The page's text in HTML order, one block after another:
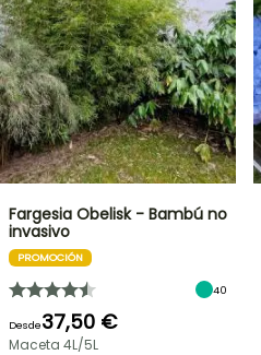
Fargesia Obelisk - Bambú no
invasivo
PROMOCIÓN
40
Desde37,50 €
Maceta 4L/5L